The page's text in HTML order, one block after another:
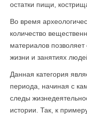
остатки пищи,
Во время
количество
материалов позволяет
жизни и занятиях
Данная категория
периода, начиная с
следы
истории. Так, к